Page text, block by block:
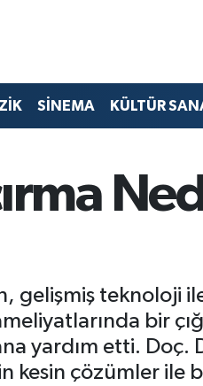
SİNEMA KÜLTÜR
gelişmiş teknoloji
bir
yardım etti.
kesin çözümler ile